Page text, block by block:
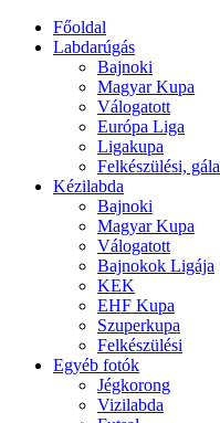
Főoldal
Labdarúgás
Bajnoki
Magyar Kupa
Válogatott
Európa Liga
Ligakupa
Felkészülési, gála
Kézilabda
Bajnoki
Magyar Kupa
Válogatott
Bajnokok Ligája
KEK
EHF Kupa
Szuperkupa
Felkészülési
Egyéb fotók
Jégkorong
Vizilabda